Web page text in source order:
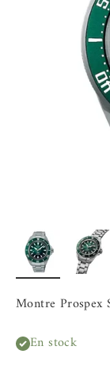
Montre Prospex
En stock